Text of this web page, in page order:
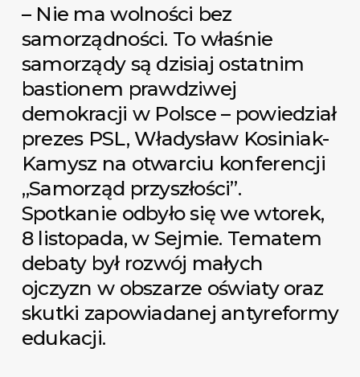
– Nie ma wolności bez
samorządności. To właśnie
samorządy są dzisiaj ostatnim
bastionem prawdziwej
demokracji w Polsce – powiedział
prezes PSL, Władysław Kosiniak-
Kamysz na otwarciu konferencji
„Samorząd przyszłości”.
Spotkanie odbyło się we wtorek,
8 listopada, w Sejmie. Tematem
debaty był rozwój małych
ojczyzn w obszarze oświaty oraz
skutki zapowiadanej antyreformy
edukacji.